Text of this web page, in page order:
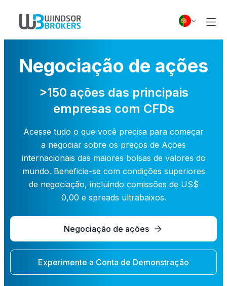
Negociação de ações
>150 ações das principais
empresas com CFDs
Acesse tudo o que você precisa para começar
a negociar sobre os preços de Ações
internacionais das maiores bolsas de valores do
mundo. Beneficie-se com condições superiores
de negociação, incluindo comissões de US$
0,00 e spreads ultrabaixos.
Negociação de ações
Experimente a Conta de Demonstração